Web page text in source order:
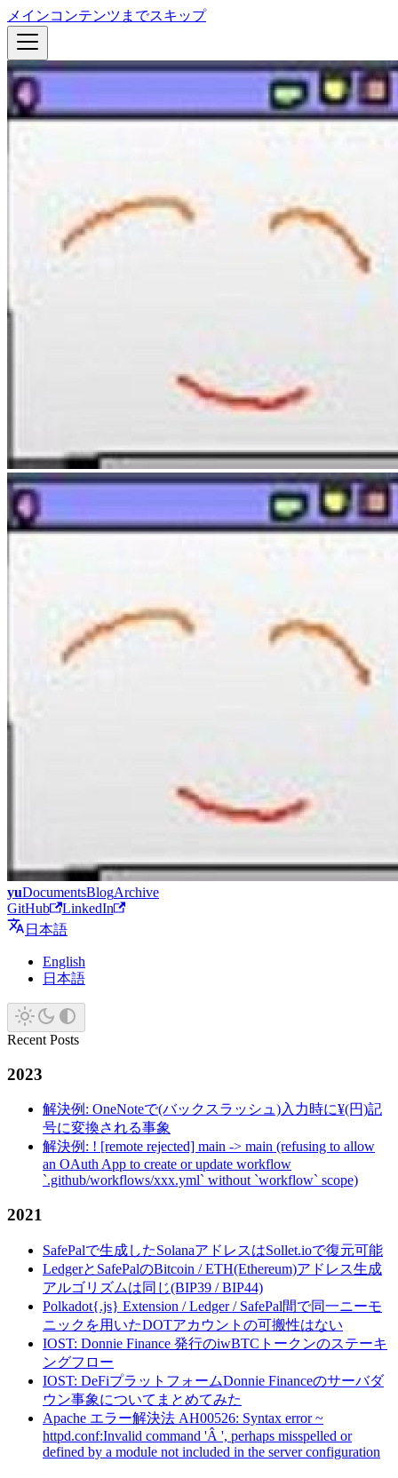
メインコンテンツまでスキップ
yuDocumentsBlogArchive
GitHub
LinkedIn
日本語
English
日本語
Recent Posts
2023
解決例: OneNoteで(バックスラッシュ)入力時に¥(円)記
号に変換される事象
解決例: ! [remote rejected] main -> main (refusing to allow
an OAuth App to create or update workflow
`.github/workflows/xxx.yml` without `workflow` scope)
2021
SafePalで生成したSolanaアドレスはSollet.ioで復元可能
LedgerとSafePalのBitcoin / ETH(Ethereum)アドレス生成
アルゴリズムは同じ(BIP39 / BIP44)
Polkadot{.js} Extension / Ledger / SafePal間で同一ニーモ
ニックを用いたDOTアカウントの可搬性はない
IOST: Donnie Finance 発行のiwBTCトークンのステーキ
ングフロー
IOST: DeFiプラットフォームDonnie Financeのサーバダ
ウン事象についてまとめてみた
Apache エラー解決法 AH00526: Syntax error ~
httpd.conf:Invalid command 'Â ', perhaps misspelled or
defined by a module not included in the server configuration